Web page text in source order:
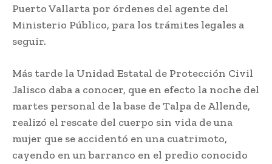
Puerto Vallarta por órdenes del agente del
Ministerio Público, para los trámites legales a
seguir.
Más tarde la Unidad Estatal de Protección Civil
Jalisco daba a conocer, que en efecto la noche del
martes personal de la base de Talpa de Allende,
realizó el rescate del cuerpo sin vida de una
mujer que se accidentó en una cuatrimoto,
cayendo en un barranco en el predio conocido